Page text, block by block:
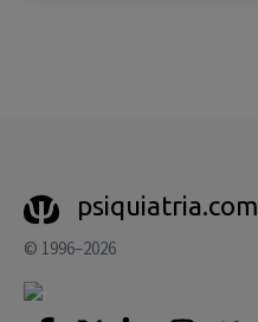
psiquiatria.com
© 1996–2026